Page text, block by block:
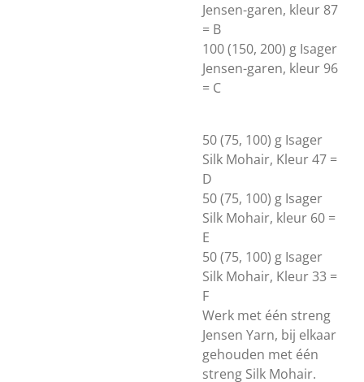
Jensen-garen, kleur 87
= B
100 (150, 200) g Isager
Jensen-garen, kleur 96
= C
50 (75, 100) g Isager
Silk Mohair, Kleur 47 =
D
50 (75, 100) g Isager
Silk Mohair, kleur 60 =
E
50 (75, 100) g Isager
Silk Mohair, Kleur 33 =
F
Werk met één streng
Jensen Yarn, bij elkaar
gehouden met één
streng Silk Mohair.